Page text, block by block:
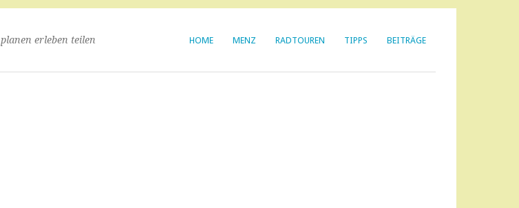
HOME MENZ RADTOUREN TIPPS BEITRÄGE
planen erleben teilen